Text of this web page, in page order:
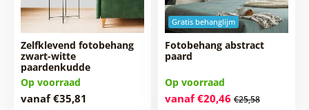
Zelfklevend fotobehang
zwart-witte
paardenkudde
Op voorraad
vanaf €35,81
Gratis behanglijm
Fotobehang abstract
paard
Op voorraad
vanaf €20,46 €25,58